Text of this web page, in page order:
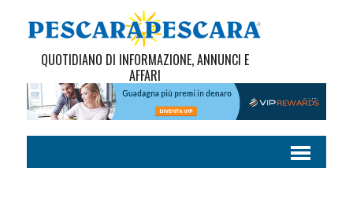
QUOTIDIANO DI INFORMAZIONE, ANNUNCI E
AFFARI